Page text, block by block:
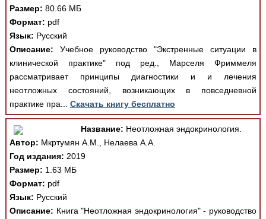
Размер: 80.66 МБ
Формат: pdf
Язык: Русский
Описание: Учебное руководство "Экстренные ситуации в
клинической практике" под ред., Марселя Фриммеля
рассматривает принципы диагностики и и лечения
неотложных состояний, возникающих в повседневной
практике пра... Скачать книгу бесплатно
Название: Неотложная эндокринология.
Автор: Мкртумян А.М., Нелаева А.А.
Год издания: 2019
Размер: 1.63 МБ
Формат: pdf
Язык: Русский
Описание: Книга "Неотложная эндокринология" - руководство